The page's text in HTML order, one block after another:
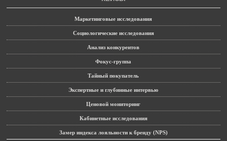
Маркетинговые исследования
Социологические исследования
Анализ конкурентов
Фокус-группа
Тайный покупатель
Экспертные и глубинные интервью
Ценовой мониторинг
Кабинетные исследования
Замер индекса лояльности к бренду (NPS)